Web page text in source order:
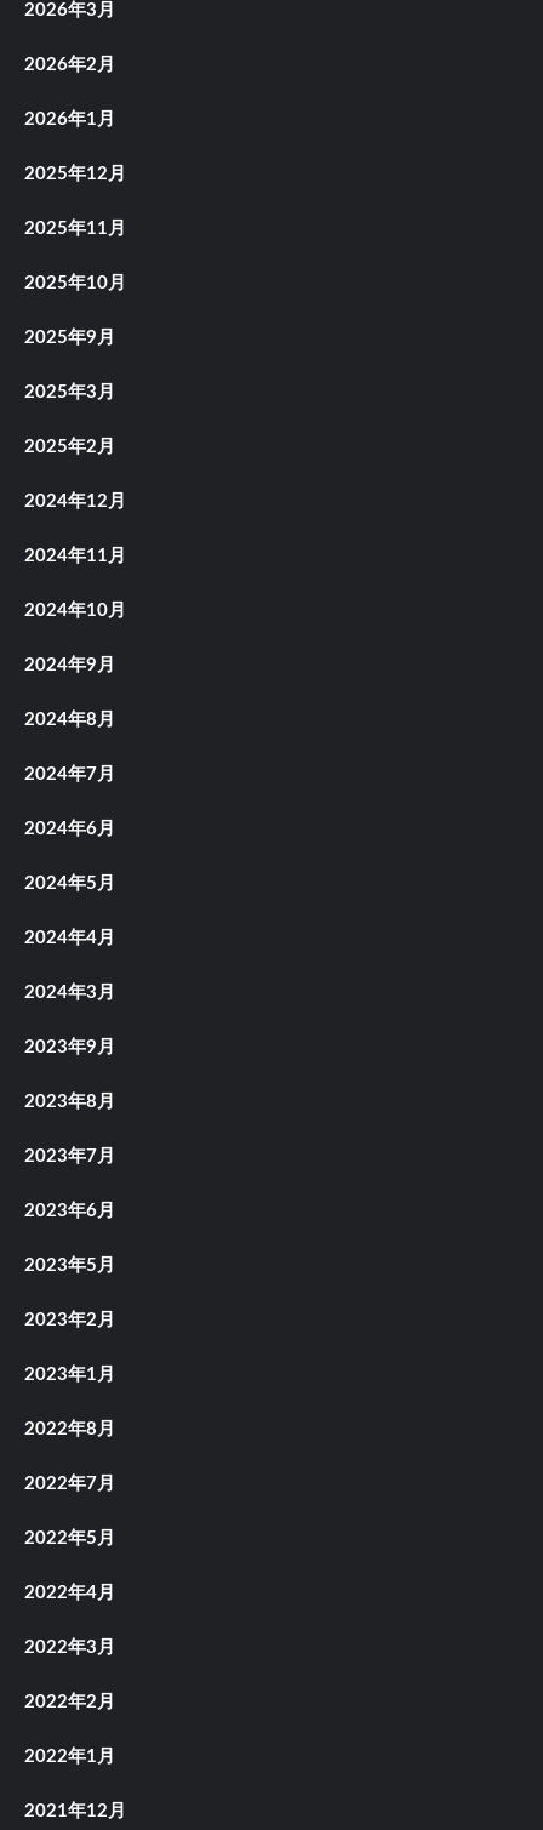
2026年3月
2026年2月
2026年1月
2025年12月
2025年11月
2025年10月
2025年9月
2025年3月
2025年2月
2024年12月
2024年11月
2024年10月
2024年9月
2024年8月
2024年7月
2024年6月
2024年5月
2024年4月
2024年3月
2023年9月
2023年8月
2023年7月
2023年6月
2023年5月
2023年2月
2023年1月
2022年8月
2022年7月
2022年5月
2022年4月
2022年3月
2022年2月
2022年1月
2021年12月